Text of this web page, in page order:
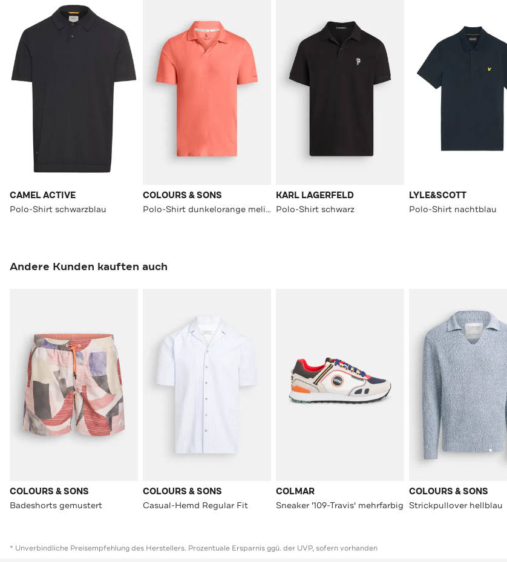
CAMEL ACTIVE
Polo-Shirt schwarzblau
COLOURS & SONS
Polo-Shirt dunkelorange meliert
KARL LAGERFELD
Polo-Shirt schwarz
LYLE&SCOTT
Polo-Shirt nachtblau
Andere Kunden kauften auch
COLOURS & SONS
Badeshorts gemustert
COLOURS & SONS
Casual-Hemd Regular Fit
COLMAR
Sneaker '109-Travis' mehrfarbig
COLOURS & SONS
Strickpullover hellblau
* Unverbindliche Preisempfehlung des Herstellers. Prozentuale Ersparnis ggü. der UVP, sofern vorhanden